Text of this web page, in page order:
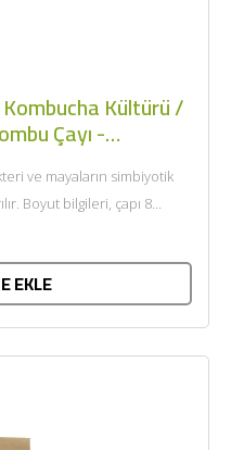
Kültürü /
Çayı -
ve mayaların simbiyotik
Boyut bilgileri, çapı 8
EKLE